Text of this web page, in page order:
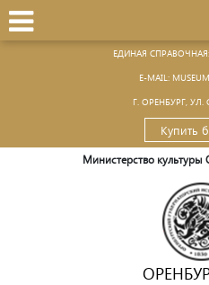
ЕДИНАЯ СПРАВОЧНАЯ:
Е-MAIL:
Г. ОРЕНБУРГ, УЛ.
Купить
Министерство культуры